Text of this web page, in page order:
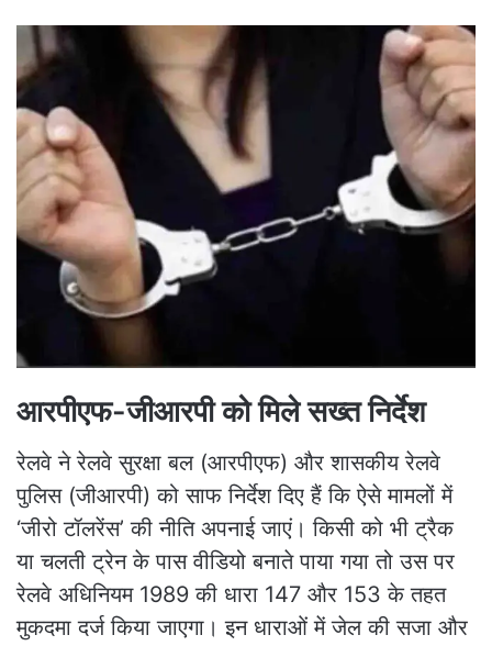
आरपीएफ-जीआरपी को मिले सख्त निर्देश
रेलवे ने रेलवे सुरक्षा बल (आरपीएफ) और शासकीय रेलवे
पुलिस (जीआरपी) को साफ निर्देश दिए हैं कि ऐसे मामलों में
‘जीरो टॉलरेंस’ की नीति अपनाई जाएं। किसी को भी ट्रैक
या चलती ट्रेन के पास वीडियो बनाते पाया गया तो उस पर
रेलवे अधिनियम 1989 की धारा 147 और 153 के तहत
मुकदमा दर्ज किया जाएगा। इन धाराओं में जेल की सजा और